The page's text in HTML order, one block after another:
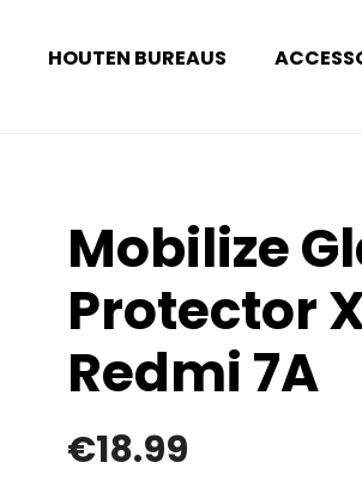
HOUTEN BUREAUS
Mobilize
Protector
Redmi 7A
€18.99